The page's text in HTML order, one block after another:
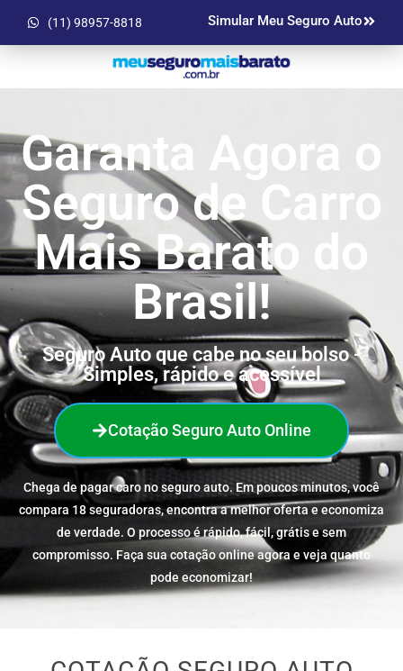
(11) 98957-8818 Simular Meu Seguro Auto
Garanta Agora o
Seguro de Carro
Mais Barato do
Brasil!
Seguro Auto que cabe no seu bolso -
Simples, rápido e acessível
Cotação Seguro Auto Online
Chega de pagar caro no seguro auto. Em poucos minutos, você
compara 18 seguradoras, encontra a melhor oferta e economiza
de verdade. O processo é rápido, fácil, grátis e sem
compromisso. Faça sua cotação online agora e veja quanto
pode economizar!